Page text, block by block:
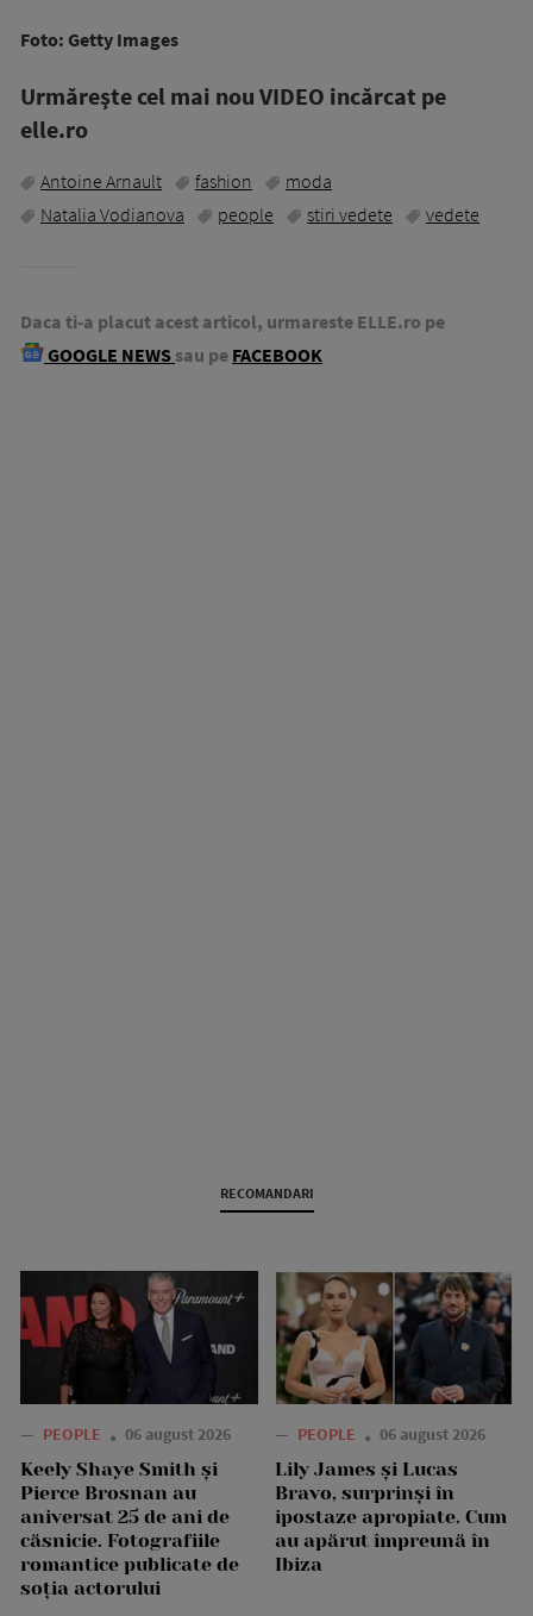
Foto: Getty Images
Urmăreşte cel mai nou VIDEO incărcat pe
elle.ro
Antoine Arnault fashion
moda
Natalia Vodianova
people stiri vedete vedete
Daca ti-a placut acest articol, urmareste ELLE.ro pe
GOOGLE NEWS sau pe FACEBOOK
RECOMANDARI
— PEOPLE 06 august 2026
Keely Shaye Smith și
Pierce Brosnan au
aniversat 25 de ani de
căsnicie. Fotografiile
romantice publicate de
soția actorului
— PEOPLE 06 august 2026
Lily James și Lucas
Bravo, surprinși în
ipostaze apropiate. Cum
au apărut împreună în
Ibiza